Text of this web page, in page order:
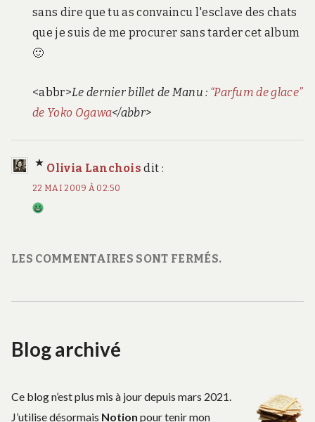
sans dire que tu as convaincu l'esclave des chats
que je suis de me procurer sans tarder cet album
🙂
<abbr>Le dernier billet de Manu : “Parfum de glace”
de Yoko Ogawa</abbr>
Olivia Lanchois dit :
22 MAI 2009 À 02:50
LES COMMENTAIRES SONT FERMÉS.
Blog archivé
Ce blog n’est plus mis à jour depuis mars 2021.
J’utilise désormais Notion pour tenir mon